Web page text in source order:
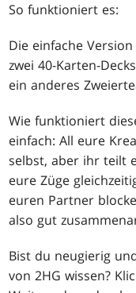
So funktioniert es:
Die einfache
zwei 40-Karten-
ein anderes
Wie funktioniert
einfach: All eure
selbst, aber ihr teilt
eure Züge
euren Partner
also gut
Bist du neugierig
von 2HG wissen?